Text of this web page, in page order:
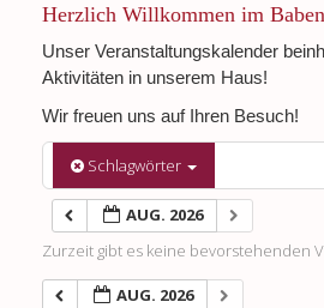
Herzlich Willkommen im
Unser Veranstaltungskalender
Aktivitäten in unserem Haus!
Wir freuen uns auf Ihren Besuch!
Schlagwörter
AUG. 2026
Zurzeit gibt es keine bevorstehenden
AUG. 2026